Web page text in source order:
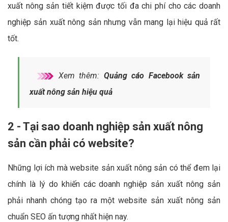
xuất nông sản tiết kiệm được tối đa chi phí cho các doanh
nghiệp sản xuất nông sản nhưng vẫn mang lại hiệu quả rất
tốt.
Xem thêm: Quảng cáo Facebook sản
xuất nông sản hiệu quả
2 - Tại sao doanh nghiệp sản xuất nông
sản cần phải có website?
Những lợi ích mà website sản xuất nông sản có thể đem lại
chính là lý do khiến các doanh nghiệp sản xuất nông sản
phải nhanh chóng tạo ra một website sản xuất nông sản
chuẩn SEO ấn tượng nhất hiện nay.